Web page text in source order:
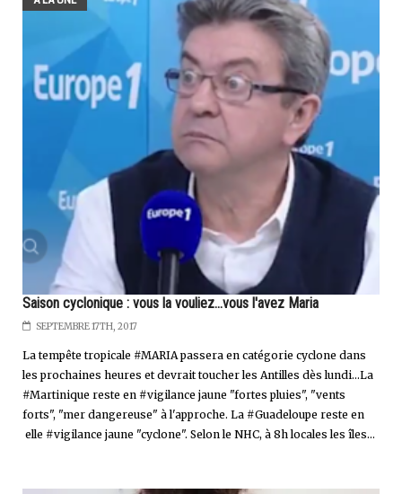
Saison cyclonique : vous la vouliez...vous l'avez Maria
SEPTEMBRE 17TH, 2017
La tempête tropicale #MARIA passera en catégorie cyclone dans
les prochaines heures et devrait toucher les Antilles dès lundi...La
#Martinique reste en #vigilance jaune "fortes pluies", "vents
forts", "mer dangereuse" à l'approche. La #Guadeloupe reste en
elle #vigilance jaune "cyclone". Selon le NHC, à 8h locales les îles...